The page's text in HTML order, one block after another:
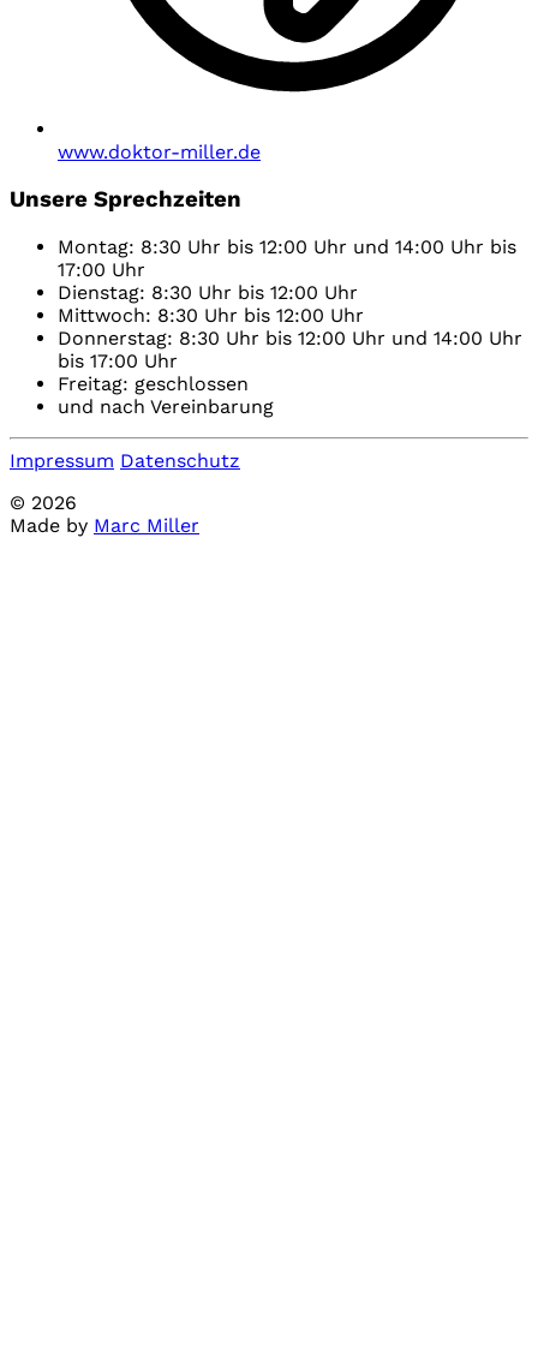
www.doktor-miller.de
Unsere Sprechzeiten
Montag: 8:30 Uhr bis 12:00 Uhr und 14:00 Uhr bis
17:00 Uhr
Dienstag: 8:30 Uhr bis 12:00 Uhr
Mittwoch: 8:30 Uhr bis 12:00 Uhr
Donnerstag: 8:30 Uhr bis 12:00 Uhr und 14:00 Uhr
bis 17:00 Uhr
Freitag: geschlossen
und nach Vereinbarung
Impressum Datenschutz
© 2026
Made by Marc Miller